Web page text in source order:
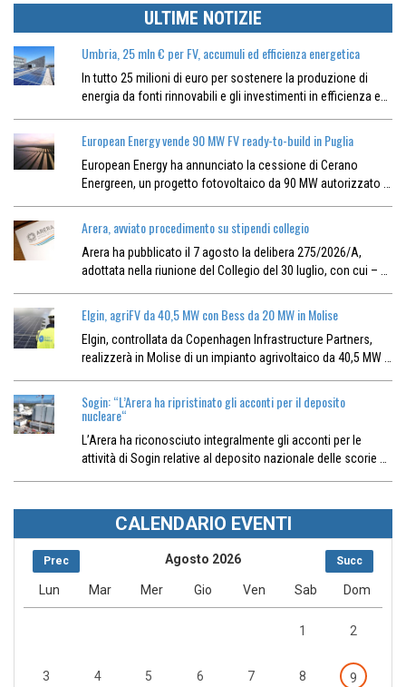
ULTIME NOTIZIE
Umbria, 25 mln € per FV, accumuli ed efficienza energetica
In tutto 25 milioni di euro per sostenere la produzione di
energia da fonti rinnovabili e gli investimenti in efficienza e…
European Energy vende 90 MW FV ready-to-build in Puglia
European Energy ha annunciato la cessione di Cerano
Energreen, un progetto fotovoltaico da 90 MW autorizzato …
Arera, avviato procedimento su stipendi collegio
Arera ha pubblicato il 7 agosto la delibera 275/2026/A,
adottata nella riunione del Collegio del 30 luglio, con cui – …
Elgin, agriFV da 40,5 MW con Bess da 20 MW in Molise
Elgin, controllata da Copenhagen Infrastructure Partners,
realizzerà in Molise di un impianto agrivoltaico da 40,5 MW …
Sogin: “L’Arera ha ripristinato gli acconti per il deposito
nucleare“
L’Arera ha riconosciuto integralmente gli acconti per le
attività di Sogin relative al deposito nazionale delle scorie …
CALENDARIO EVENTI
Prec Succ
Agosto 2026
Lun Mar Mer Gio Ven Sab Dom
1 2
3 4 5 6 7 8 9